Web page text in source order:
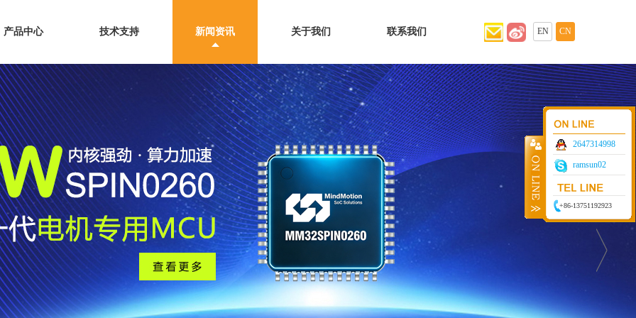
产品中心 技术支持 新闻资讯 关于我们 联系我们 EN CN
2647314998
ramsun02
+86-13751192923